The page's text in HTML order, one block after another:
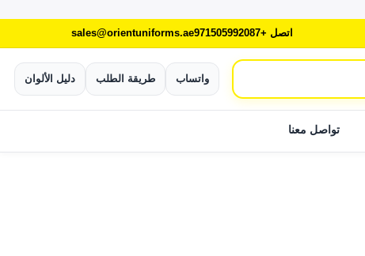
اتصل +971505992087 sales@orientuniforms.ae
واتساب طريقة الطلب دليل الألوان
تواصل معنا